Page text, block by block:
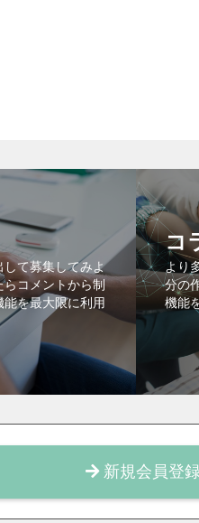
て募集してみよ
コメントから制
を最大限に利用
コ
より
分の
機能
新規会員登